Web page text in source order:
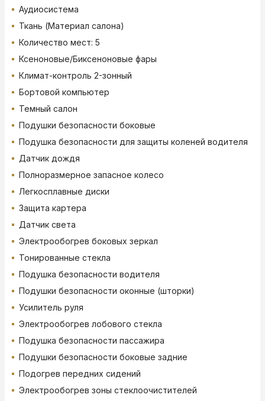
Аудиосистема
Ткань (Материал салона)
Количество мест: 5
Ксеноновые/Биксеноновые фары
Климат-контроль 2-зонный
Бортовой компьютер
Темный салон
Подушки безопасности боковые
Подушка безопасности для защиты коленей водителя
Датчик дождя
Полноразмерное запасное колесо
Легкосплавные диски
Защита картера
Датчик света
Электрообогрев боковых зеркал
Тонированные стекла
Подушка безопасности водителя
Подушки безопасности оконные (шторки)
Усилитель руля
Электрообогрев лобового стекла
Подушка безопасности пассажира
Подушки безопасности боковые задние
Подогрев передних сидений
Электрообогрев зоны стеклоочистителей